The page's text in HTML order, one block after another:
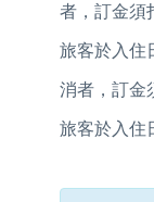
者，訂金須
旅客於入住
消者，訂金
旅客於入住